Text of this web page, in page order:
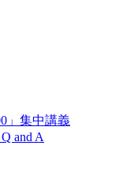
」集中講義
and A